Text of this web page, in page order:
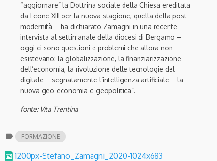
“aggiornare” la Dottrina sociale della Chiesa ereditata
da Leone XIII per la nuova stagione, quella della post-
modernità – ha dichiarato Zamagni in una recente
intervista al settimanale della diocesi di Bergamo –
oggi ci sono questioni e problemi che allora non
esistevano: la globalizzazione, la finanziarizzazione
dell’economia, la rivoluzione delle tecnologie del
digitale – segnatamente l’intelligenza artificiale – la
nuova geo-economia o geopolitica”.
fonte: Vita Trentina
label FORMAZIONE
1200px-Stefano_Zamagni_2020-1024x683